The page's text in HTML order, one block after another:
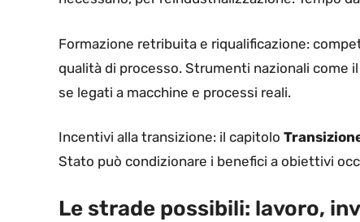
Formazione retribuita e riqualificazione:
qualità di processo. Strumenti nazionali come
se legati a macchine e processi reali.
Incentivi alla transizione: il capitolo
Stato può condizionare i benefici a obiettivi
Le strade possibili: lavoro,